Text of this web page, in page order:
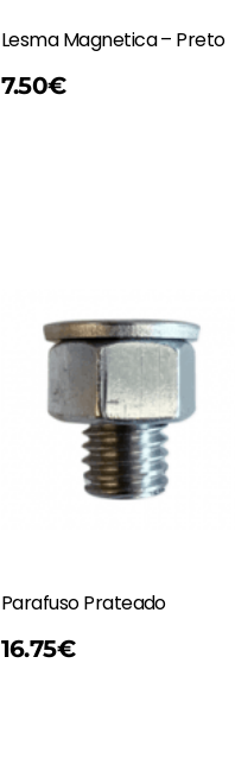
Lesma Magnetica – Preto
7.50€
Parafuso Prateado
16.75€